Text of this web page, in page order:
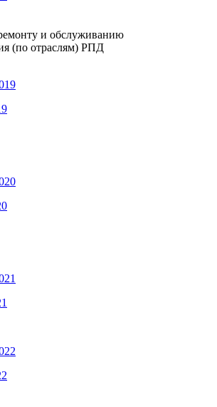
и обслуживанию
(по отраслям) РПД